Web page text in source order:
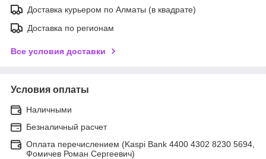
Доставка курьером по Алматы (в квадрате)
Доставка по регионам
Все условия доставки
Условия оплаты
Наличными
Безналичный расчет
Оплата перечислением (Kaspi Bank 4400 4302 8230 5694,
Фомичев Роман Сергеевич)